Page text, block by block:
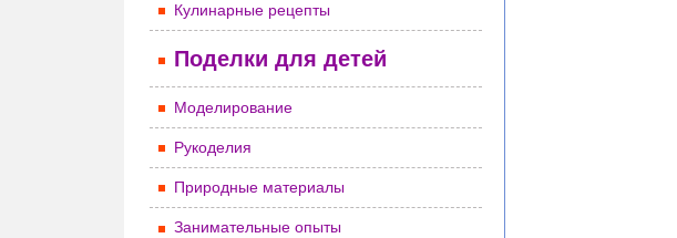
Кулинарные рецепты
Поделки для детей
Моделирование
Рукоделия
Природные материалы
Занимательные опыты